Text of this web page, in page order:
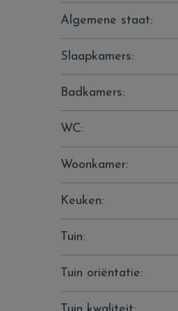
Algemene staat:
Slaapkamers:
Badkamers:
WC:
Woonkamer:
Keuken:
Tuin:
Tuin oriëntatie: